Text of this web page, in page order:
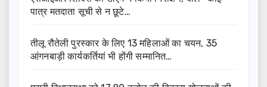
पात्र मतदाता सूची से न छूटे…
तीलू रौतेली पुरस्कार के लिए 13 महिलाओं का चयन, 35
आंगनबाड़ी कार्यकर्तियां भी होंगी सम्मानित…